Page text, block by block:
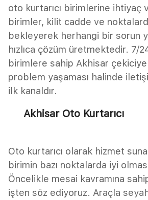
oto kurtarıcı birimlerine ihtiyaç
birimler, kilit cadde ve
bekleyerek herhangi bir sorun
hızlıca çözüm üretmektedir. 7/
birimlere sahip Akhisar
problem yaşaması halinde
ilk kanaldır.
Akhisar Oto Kurtarıcı
Oto kurtarıcı olarak hizmet
birimin bazı noktalarda iyi
Öncelikle mesai kavramına
işten söz ediyoruz. Araçla